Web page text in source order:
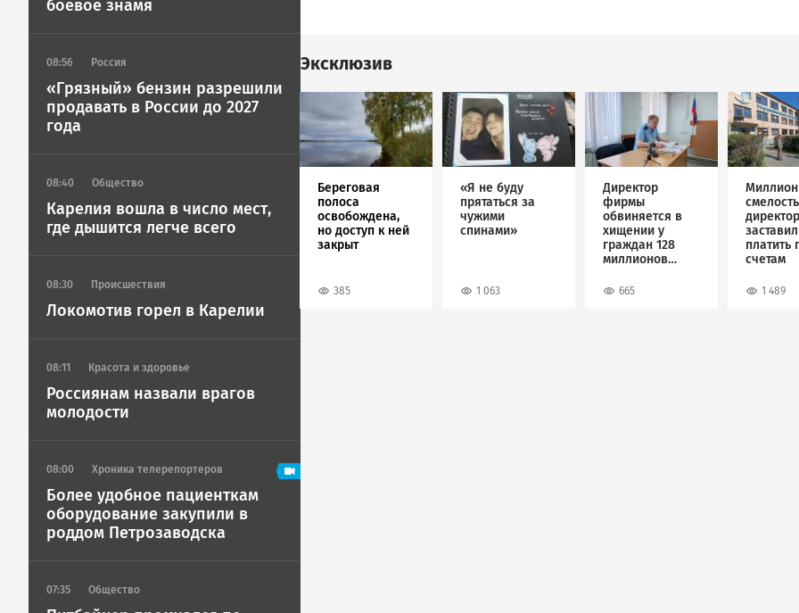
боевое знамя
08:56 Россия
«Грязный» бензин разрешили
продавать в России до 2027
года
08:40 Общество
Карелия вошла в число мест,
где дышится легче всего
08:30 Происшествия
Локомотив горел в Карелии
08:11 Красота и здоровье
Россиянам назвали врагов
молодости
08:00 Хроника телерепортеров
Более удобное пациенткам
оборудование закупили в
роддом Петрозаводска
07:35 Общество
Эксклюзив
Береговая
полоса
освобождена,
но доступ к ней
закрыт
385
Image
«Я не буду
прятаться за
чужими
спинами»
1 063
Директор
фирмы
обвиняется в
хищении у
граждан 128
миллионов
665
Image
платить
счетам
1 489